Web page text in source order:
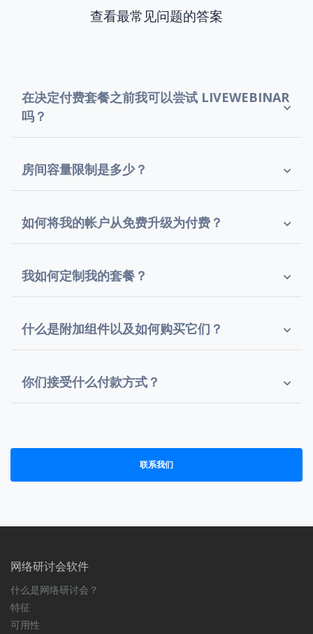
查看最常见问题的答案
在决定付费套餐之前我可以尝试 LIVEWEBINAR
吗？
房间容量限制是多少？
如何将我的帐户从免费升级为付费？
我如何定制我的套餐？
什么是附加组件以及如何购买它们？
你们接受什么付款方式？
联系我们
网络研讨会软件
什么是网络研讨会？
特征
可用性